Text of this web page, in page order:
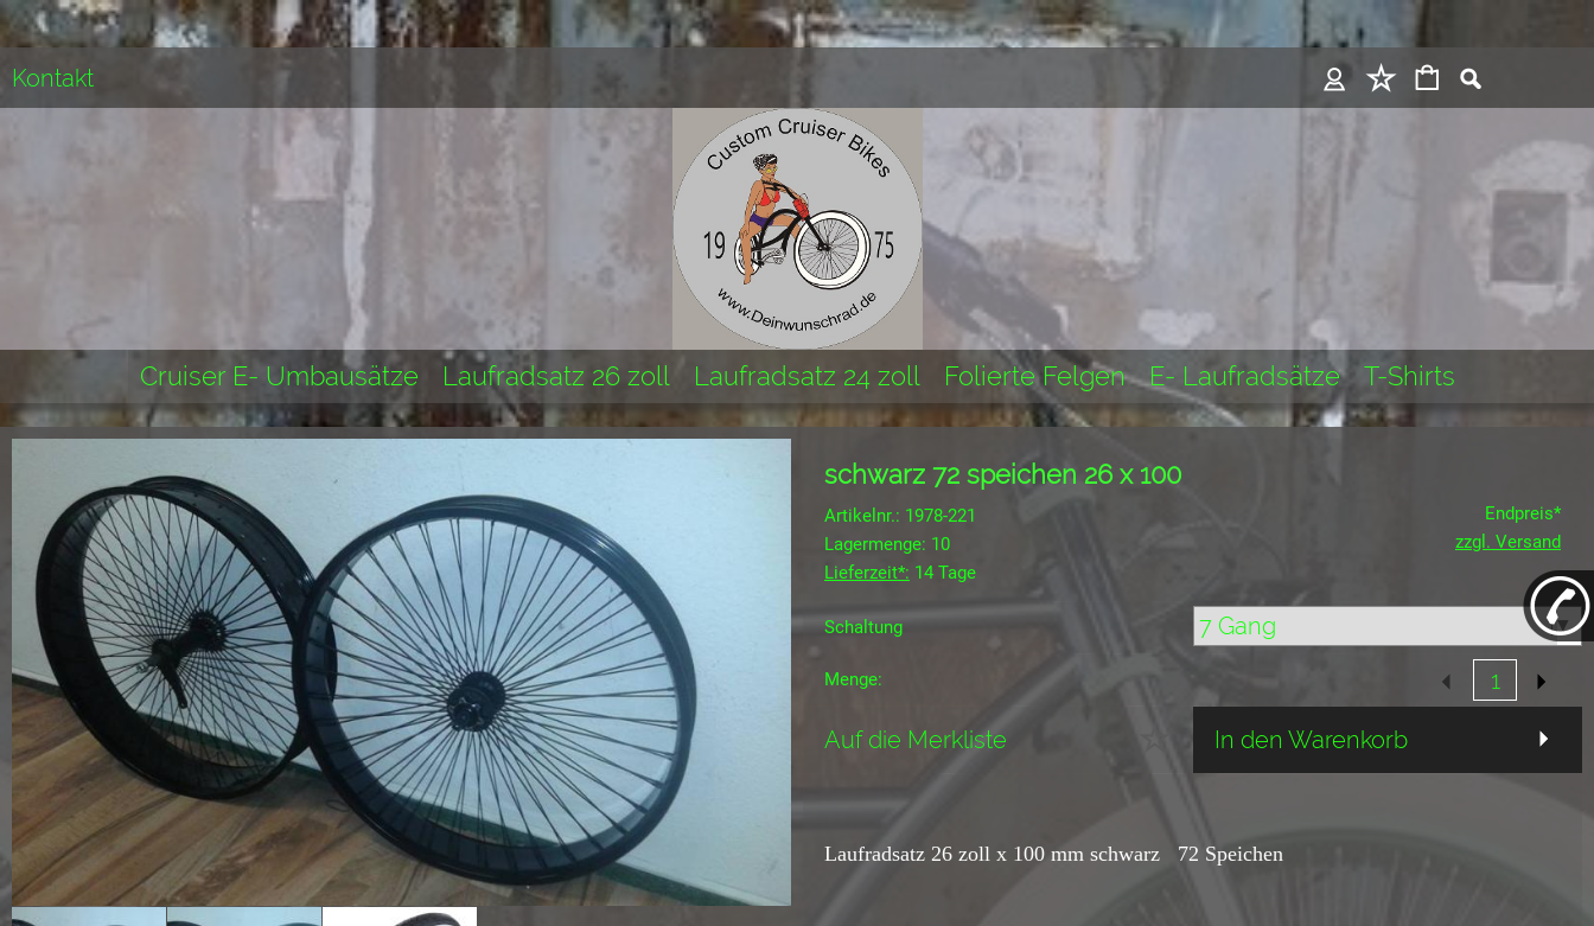
Kontakt
Cruiser E- Umbausätze Laufradsatz 26 zoll Laufradsatz 24 zoll Folierte Felgen E- Laufradsätze T-Shirts
schwarz 72 speichen 26 x 100
Artikelnr.: 1978-221
Lagermenge: 10
Lieferzeit*: 14 Tage
Endpreis*
zzgl. Versand
Schaltung
Menge:
Auf die Merkliste In den Warenkorb
Laufradsatz 26 zoll x 100 mm schwarz 72 Speichen